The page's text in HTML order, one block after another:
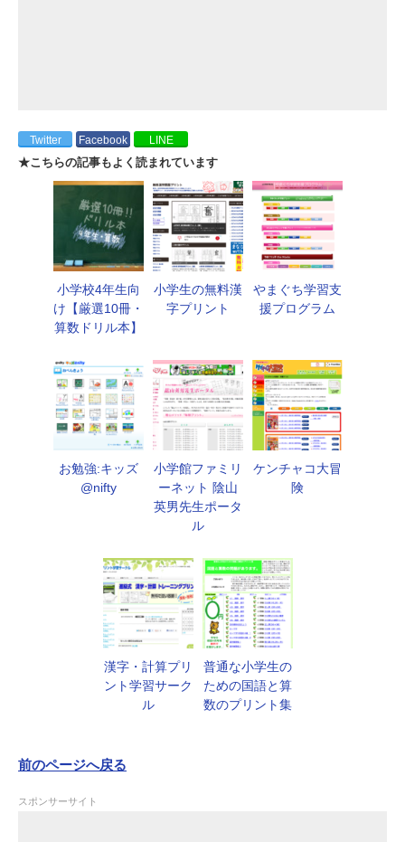
Twitter Facebook LINE
★こちらの記事もよく読まれています
小学校4年生向
け【厳選10冊・
算数ドリル本】
小学生の無料漢
字プリント
やまぐち学習支
援プログラム
お勉強:キッズ
@nifty
小学館ファミリ
ーネット 陰山
英男先生ポータ
ル
ケンチャコ大冒
険
漢字・計算プリ
ント学習サーク
ル
普通な小学生の
ための国語と算
数のプリント集
前のページへ戻る
スポンサーサイト